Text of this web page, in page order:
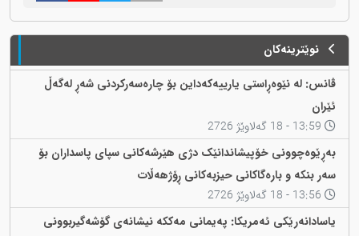
نوێترینەکان
ڤانس: لە نێوەڕاستی یارییەکەداین بۆ چارەسەرکردنی شەڕ لەگەڵ
ئێران
بەڕێوەچوونی خۆپیشاندانێک دژی هێرشەکانی سپای پاسداران بۆ
سەر بنکە و بارەگاکانی حیزبەکانی ڕۆژهەڵات
یاسادانەرێکی ئەمریکا: پەیمانی مەککە نیشانەی گۆشەگیربوونی